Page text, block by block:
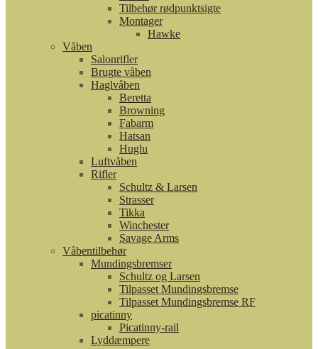
Tilbehør rødpunktsigte
Montager
Hawke
Våben
Salonrifler
Brugte våben
Haglvåben
Beretta
Browning
Fabarm
Hatsan
Huglu
Luftvåben
Rifler
Schultz & Larsen
Strasser
Tikka
Winchester
Savage Arms
Våbentilbehør
Mundingsbremser
Schultz og Larsen
Tilpasset Mundingsbremse
Tilpasset Mundingsbremse RF
picatinny
Picatinny-rail
Lyddæmpere